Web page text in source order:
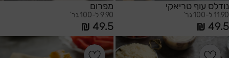
נודלס עוף טריאקי
11.90 ל-100 גר'
49.5
מפרום
9.90 ל-100 גר'
49.5
הוספה לסל הוספה לסל